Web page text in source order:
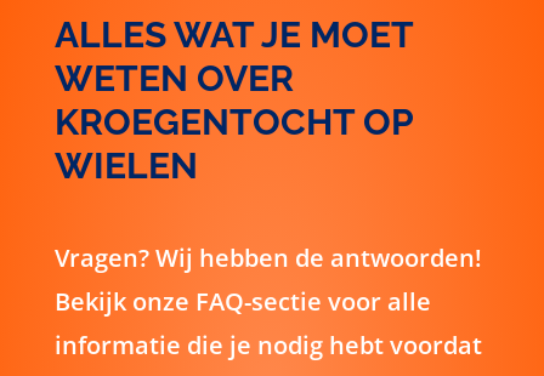
WETEN OVER
KROEGENTOCHT OP
WIELEN
Bekijk onze FAQ-sectie voor alle
informatie die je nodig hebt voordat
je aan je Damtours-avontuur begint.